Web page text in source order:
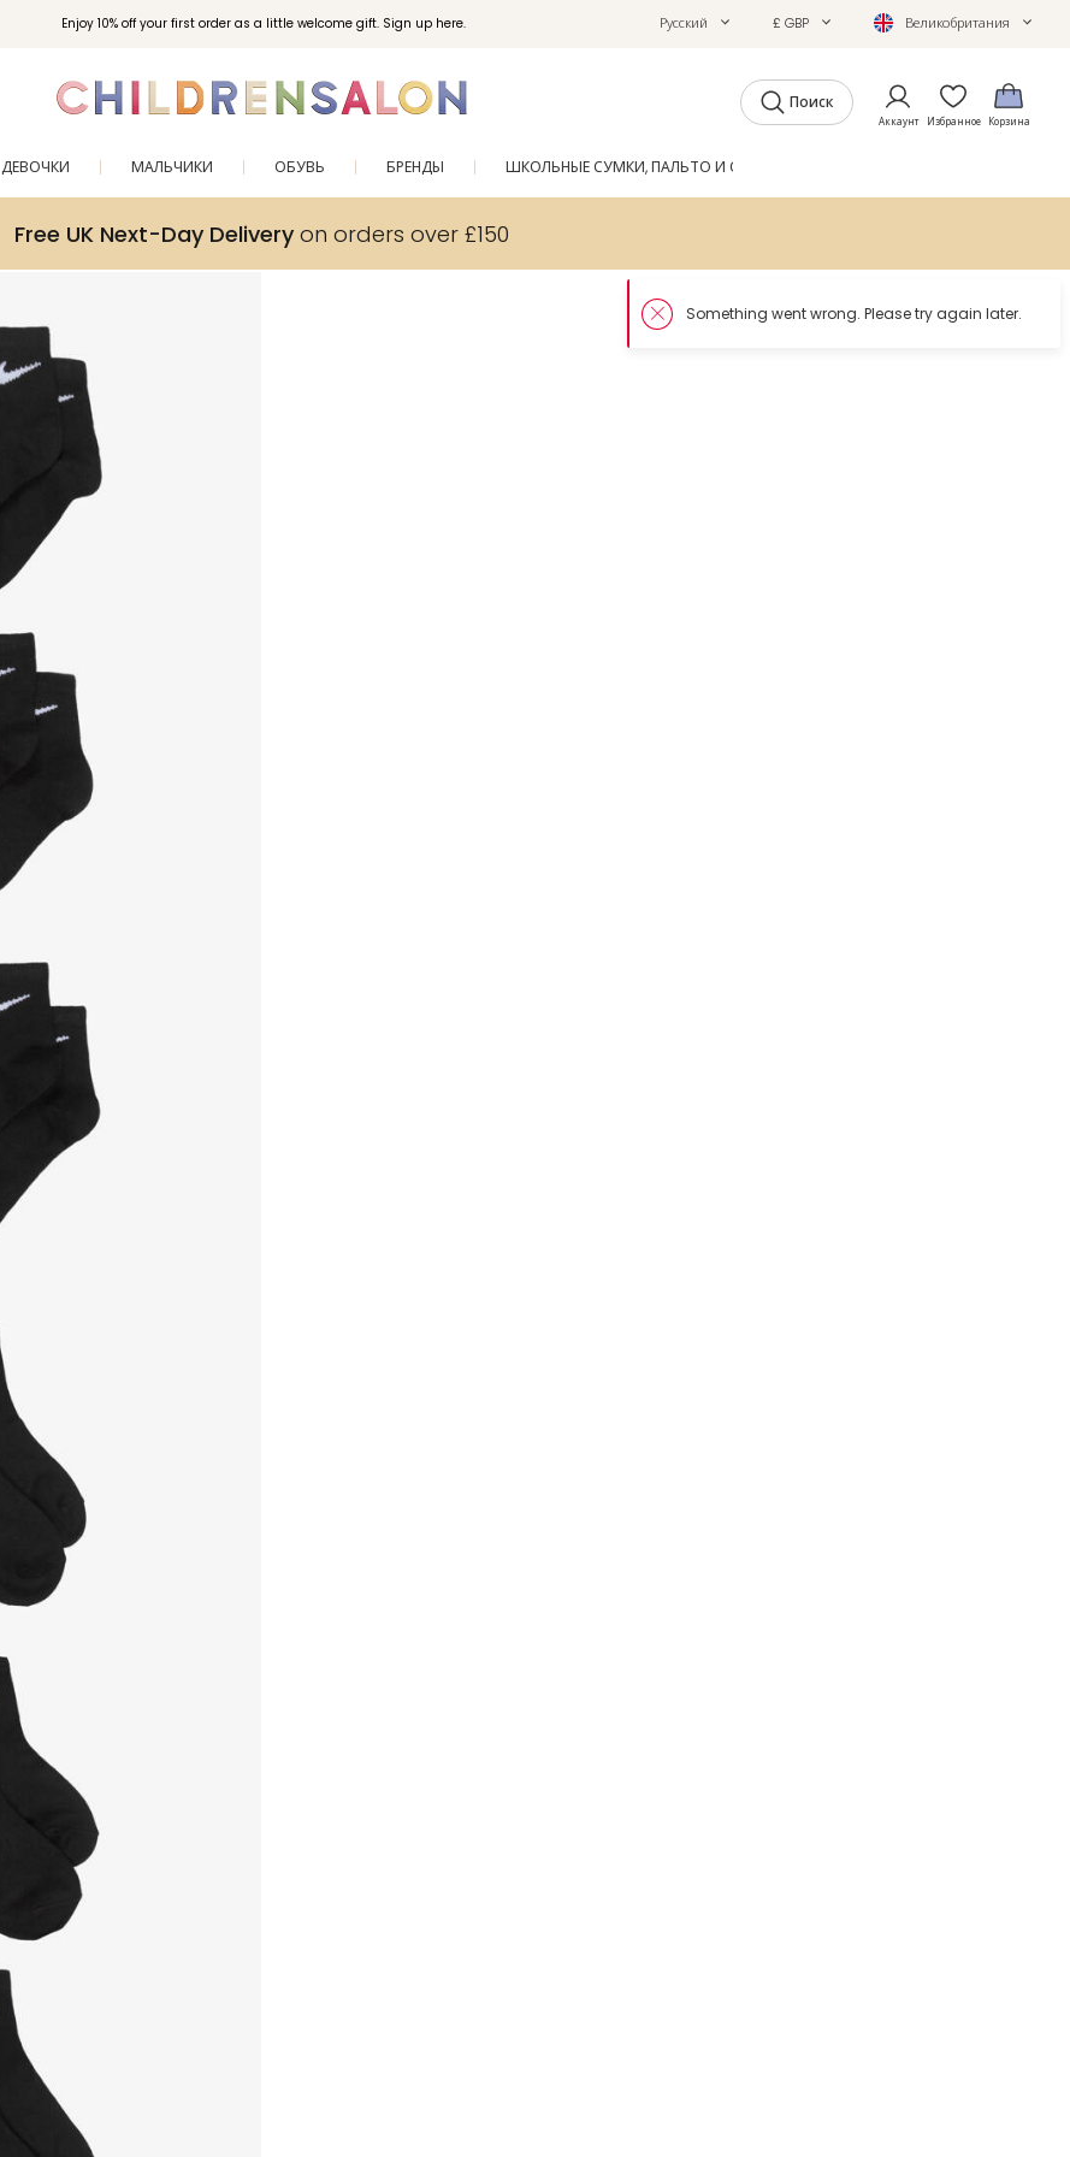
Enjoy 10% off your first order as a little welcome gift. Sign up here. Русский £ GBP Великобритания
Поиск
Аккаунт Избранное Корзина
ДЕВОЧКИ МАЛЬЧИКИ ОБУВЬ БРЕНДЫ ШКОЛЬНЫЕ СУМКИ, ПАЛЬТО И ОБУВЬ
Free UK Next-Day Deliveryon orders over £150